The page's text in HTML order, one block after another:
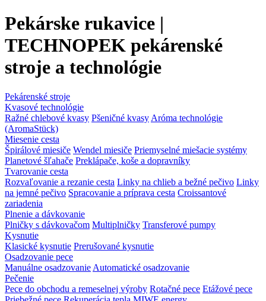
Pekárske rukavice |
TECHNOPEK pekárenské
stroje a technológie
Pekárenské stroje
Kvasové technológie
Ražné chlebové kvasy Pšeničné kvasy Aróma technológie
(AromaStück)
Miesenie cesta
Špirálové miesiče Wendel miesiče Priemyselné miešacie systémy
Planetové šľahače Preklápače, koše a dopravníky
Tvarovanie cesta
Rozvaľovanie a rezanie cesta Linky na chlieb a bežné pečivo Linky
na jemné pečivo Spracovanie a príprava cesta Croissantové
zariadenia
Plnenie a dávkovanie
Plničky s dávkovačom Multiplničky Transferové pumpy
Kysnutie
Klasické kysnutie Prerušované kysnutie
Osadzovanie pece
Manuálne osadzovanie Automatické osadzovanie
Pečenie
Pece do obchodu a remeselnej výroby Rotačné pece Etážové pece